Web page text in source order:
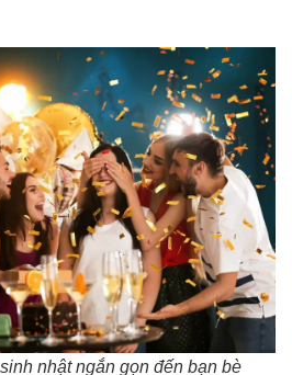
nhật ngắn gọn đến bạn bè